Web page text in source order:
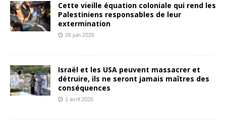
Cette vieille équation coloniale qui rend les
Palestiniens responsables de leur
extermination
26 juin 2026
Israël et les USA peuvent massacrer et
détruire, ils ne seront jamais maîtres des
conséquences
1 avril 2026